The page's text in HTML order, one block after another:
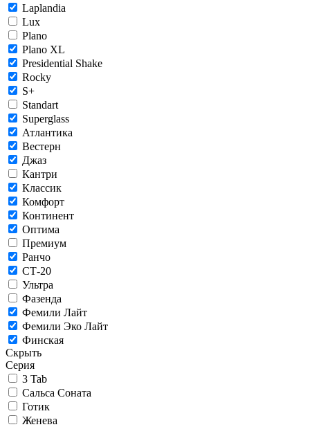
Laplandia
Lux
Plano
Plano XL
Presidential Shake
Rocky
S+
Standart
Superglass
Атлантика
Вестерн
Джаз
Кантри
Классик
Комфорт
Континент
Оптима
Премиум
Ранчо
СТ-20
Ультра
Фазенда
Фемили Лайт
Фемили Эко Лайт
Финская
Скрыть
Серия
3 Tab
Сальса Соната
Готик
Женева